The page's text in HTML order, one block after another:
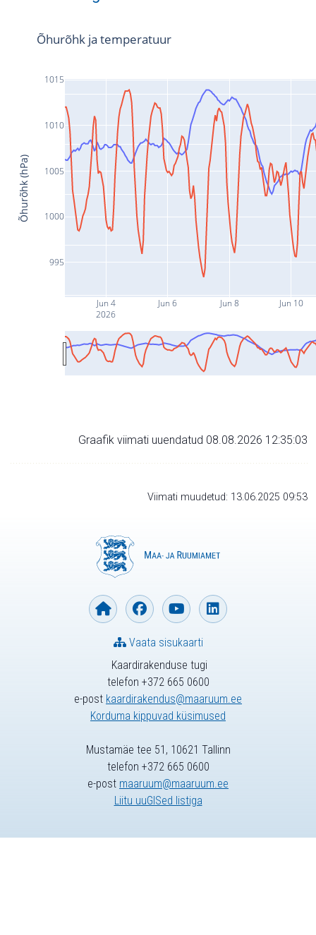
Jun 4
2026
Jun 6 Jun 8 Jun 10
995
1000
1005
1010
1015
Õhurõhk ja temperatuur
Õhurõhk (hPa)
Graafik viimati uuendatud 08.08.2026 12:35:03
Viimati muudetud: 13.06.2025 09:53
Kaardirakenduse tugi
telefon +372 665 0600
e-post kaardirakendus@maaruum.ee
Korduma kippuvad küsimused
Vaata sisukaarti
Mustamäe tee 51, 10621 Tallinn
telefon +372 665 0600
e-post maaruum@maaruum.ee
Liitu uuGISed listiga